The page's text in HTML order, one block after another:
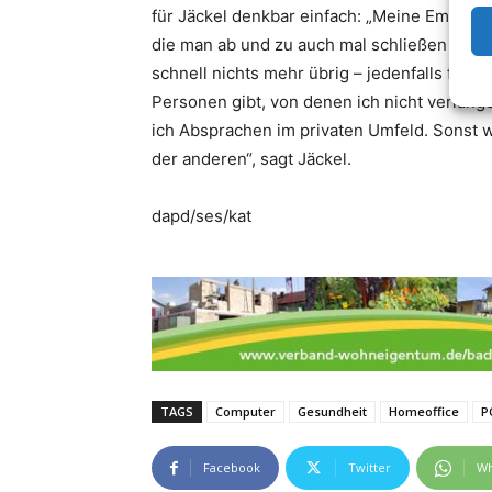
für Jäckel denkbar einfach: „Meine
die man ab und zu auch mal schließen
schnell nichts mehr übrig – jedenfalls
Personen gibt, von denen ich nicht
ich Absprachen im privaten Umfeld.
der anderen“, sagt Jäckel.
dapd/ses/kat
TAGS Computer Gesundheit Homeoffice
Facebook Twitter